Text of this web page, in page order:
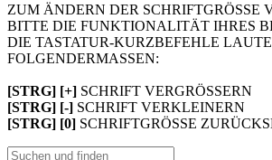
ZUM ÄNDERN DER SCHRIFTGRÖSSE
BITTE DIE FUNKTIONALITÄT IHRES
DIE TASTATUR-KURZBEFEHLE
FOLGENDERMASSEN:
[STRG] [+] SCHRIFT VERGRÖSSERN
[STRG] [-] SCHRIFT VERKLEINERN
[STRG] [0] SCHRIFTGRÖSSE